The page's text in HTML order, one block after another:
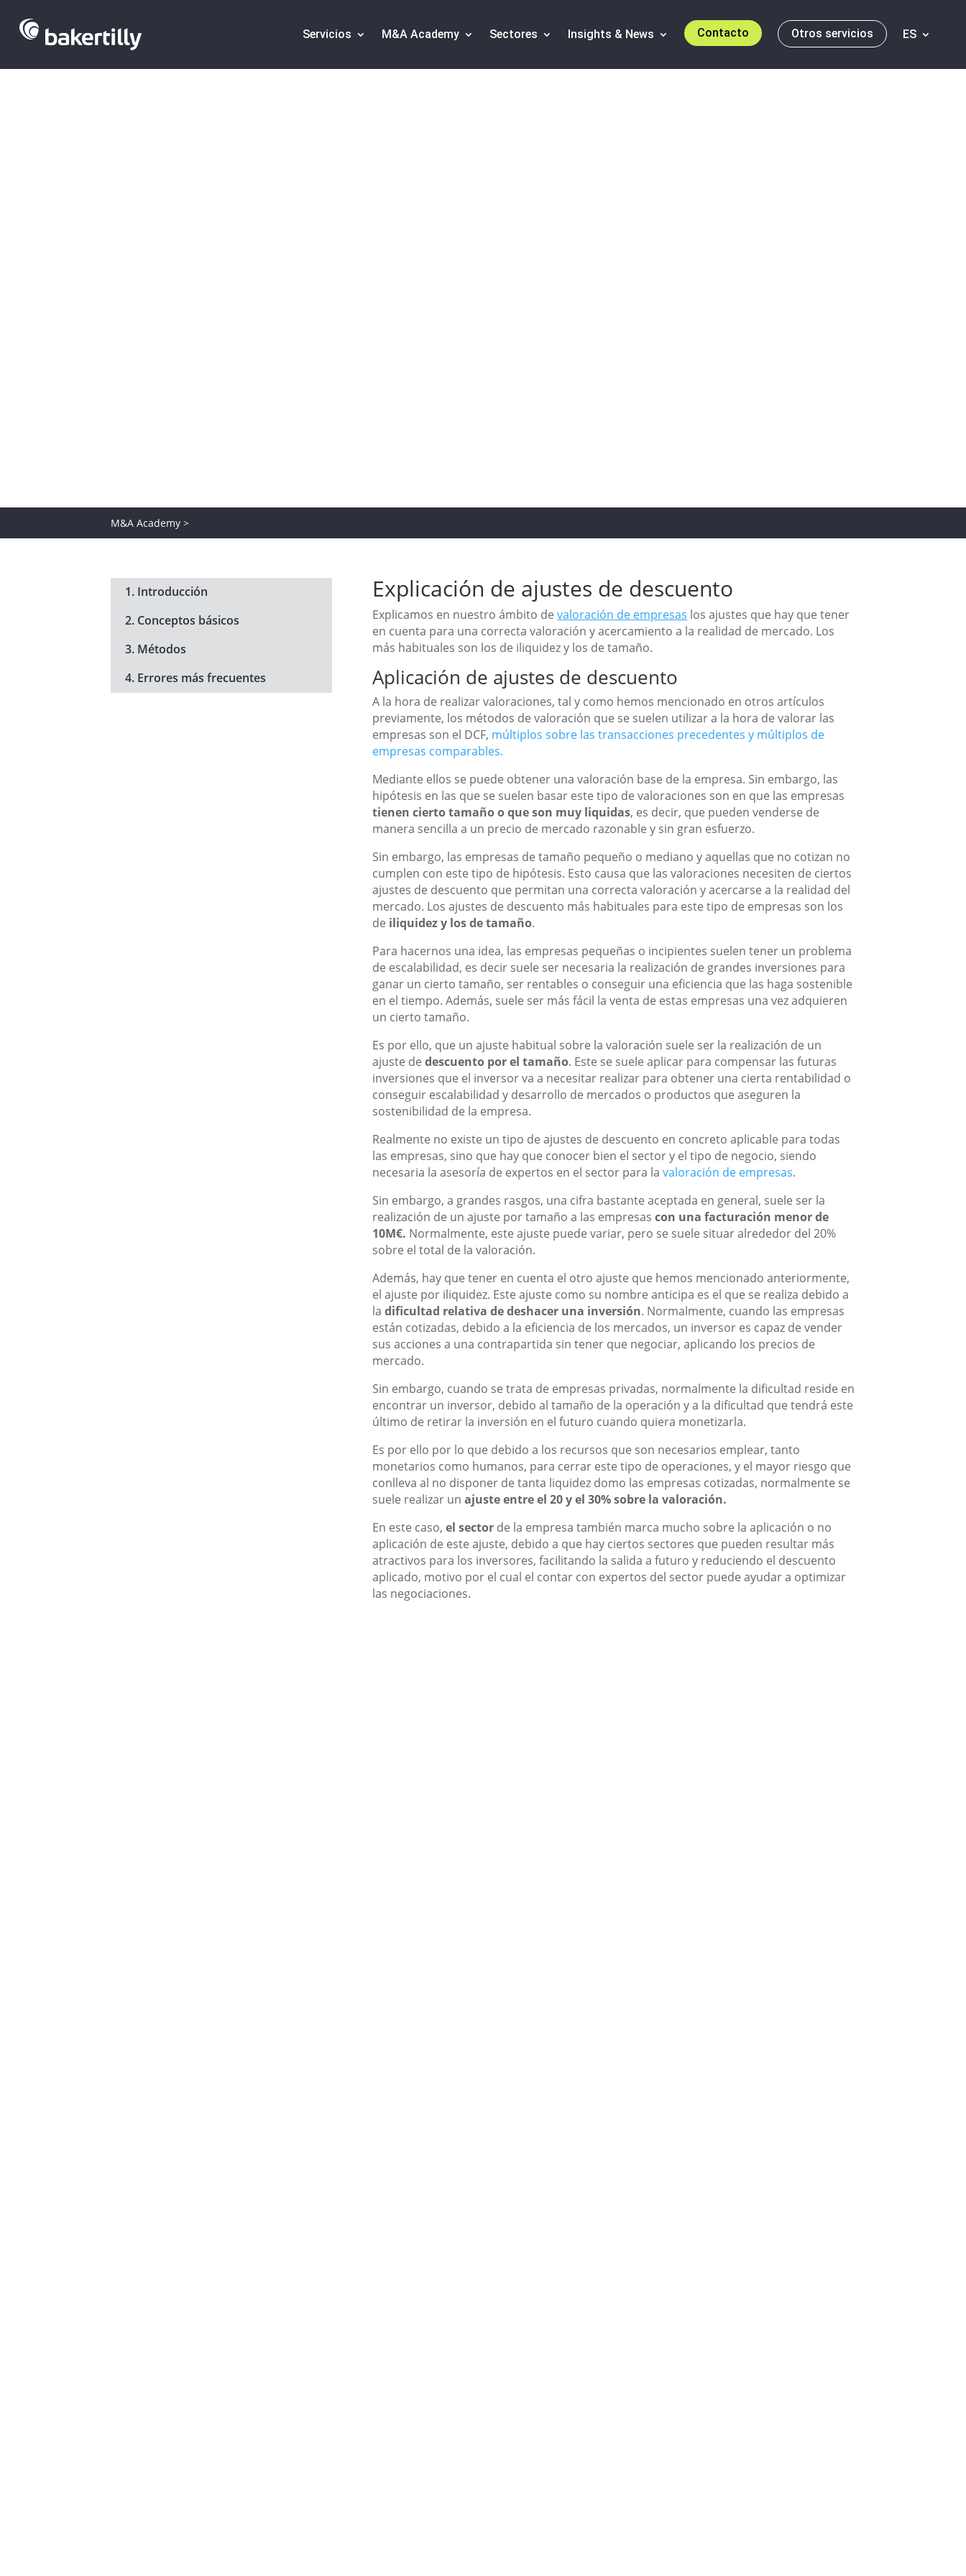
Servicios M&A Academy Sectores Insights & News Contacto Otros servicios ES
M&A Academy >
1. Introducción
2. Conceptos básicos
3. Métodos
4. Errores más frecuentes
Explicación de ajustes de descuento
Explicamos en nuestro ámbito devaloración de empresas los ajustes que hay que tener
en cuenta para una correcta valoración y acercamiento a la realidad de mercado. Los
más habituales son los de iliquidez y los de tamaño.
Aplicación de ajustes de descuento
A la hora de realizar valoraciones, tal y como hemos mencionado en otros artículos
previamente, los métodos de valoración que se suelen utilizar a la hora de valorar las
empresas son el DCF, múltiplos sobre las transacciones precedentes y múltiplos de
empresas comparables.
Mediante ellos se puede obtener una valoración base de la empresa. Sin embargo, las
hipótesis en las que se suelen basar este tipo de valoraciones son en que las empresas
tienen cierto tamaño o que son muy liquidas, es decir, que pueden venderse de
manera sencilla a un precio de mercado razonable y sin gran esfuerzo.
Sin embargo, las empresas de tamaño pequeño o mediano y aquellas que no cotizan no
cumplen con este tipo de hipótesis. Esto causa que las valoraciones necesiten de ciertos
ajustes de descuento que permitan una correcta valoración y acercarse a la realidad del
mercado. Los ajustes de descuento más habituales para este tipo de empresas son los
de iliquidez y los de tamaño.
Para hacernos una idea, las empresas pequeñas o incipientes suelen tener un problema
de escalabilidad, es decir suele ser necesaria la realización de grandes inversiones para
ganar un cierto tamaño, ser rentables o conseguir una eficiencia que las haga sostenible
en el tiempo. Además, suele ser más fácil la venta de estas empresas una vez adquieren
un cierto tamaño.
Es por ello, que un ajuste habitual sobre la valoración suele ser la realización de un
ajuste dedescuento por el tamaño. Este se suele aplicar para compensar las futuras
inversiones que el inversor va a necesitar realizar para obtener una cierta rentabilidad o
conseguir escalabilidad y desarrollo de mercados o productos que aseguren la
sostenibilidad de la empresa.
Realmente no existe un tipo de ajustes de descuento en concreto aplicable para todas
las empresas, sino que hay que conocer bien el sector y el tipo de negocio, siendo
necesaria la asesoría de expertos en el sector para lavaloración de empresas.
Sin embargo, a grandes rasgos, una cifra bastante aceptada en general, suele ser la
realización de un ajuste por tamaño a las empresascon una facturación menor de
10M€. Normalmente, este ajuste puede variar, pero se suele situar alrededor del 20%
sobre el total de la valoración.
Además, hay que tener en cuenta el otro ajuste que hemos mencionado anteriormente,
el ajuste por iliquidez. Este ajuste como su nombre anticipa es el que se realiza debido a
ladificultad relativa de deshacer una inversión. Normalmente, cuando las empresas
están cotizadas, debido a la eficiencia de los mercados, un inversor es capaz de vender
sus acciones a una contrapartida sin tener que negociar, aplicando los precios de
mercado.
Sin embargo, cuando se trata de empresas privadas, normalmente la dificultad reside en
encontrar un inversor, debido al tamaño de la operación y a la dificultad que tendrá este
último de retirar la inversión en el futuro cuando quiera monetizarla.
Es por ello por lo que debido a los recursos que son necesarios emplear, tanto
monetarios como humanos, para cerrar este tipo de operaciones, y el mayor riesgo que
conlleva al no disponer de tanta liquidez domo las empresas cotizadas, normalmente se
suele realizar unajuste entre el 20 y el 30% sobre la valoración.
En este caso,el sector de la empresa también marca mucho sobre la aplicación o no
aplicación de este ajuste, debido a que hay ciertos sectores que pueden resultar más
atractivos para los inversores, facilitando la salida a futuro y reduciendo el descuento
aplicado, motivo por el cual el contar con expertos del sector puede ayudar a optimizar
las negociaciones.